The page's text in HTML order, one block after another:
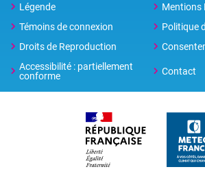
Légende
Mentions
Témoins de connexion
Politique
Droits de Reproduction
Accessibilité : partiellement
conforme
Contact